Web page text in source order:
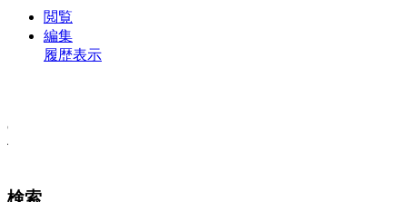
閲覧
編集
検索